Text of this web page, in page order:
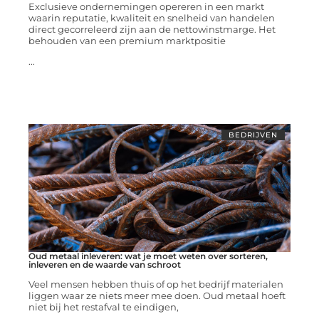
Exclusieve ondernemingen opereren in een markt
waarin reputatie, kwaliteit en snelheid van handelen
direct gecorreleerd zijn aan de nettowinstmarge. Het
behouden van een premium marktpositie
...
BEDRIJVEN
Oud metaal inleveren: wat je moet weten over sorteren,
inleveren en de waarde van schroot
Veel mensen hebben thuis of op het bedrijf materialen
liggen waar ze niets meer mee doen. Oud metaal hoeft
niet bij het restafval te eindigen,